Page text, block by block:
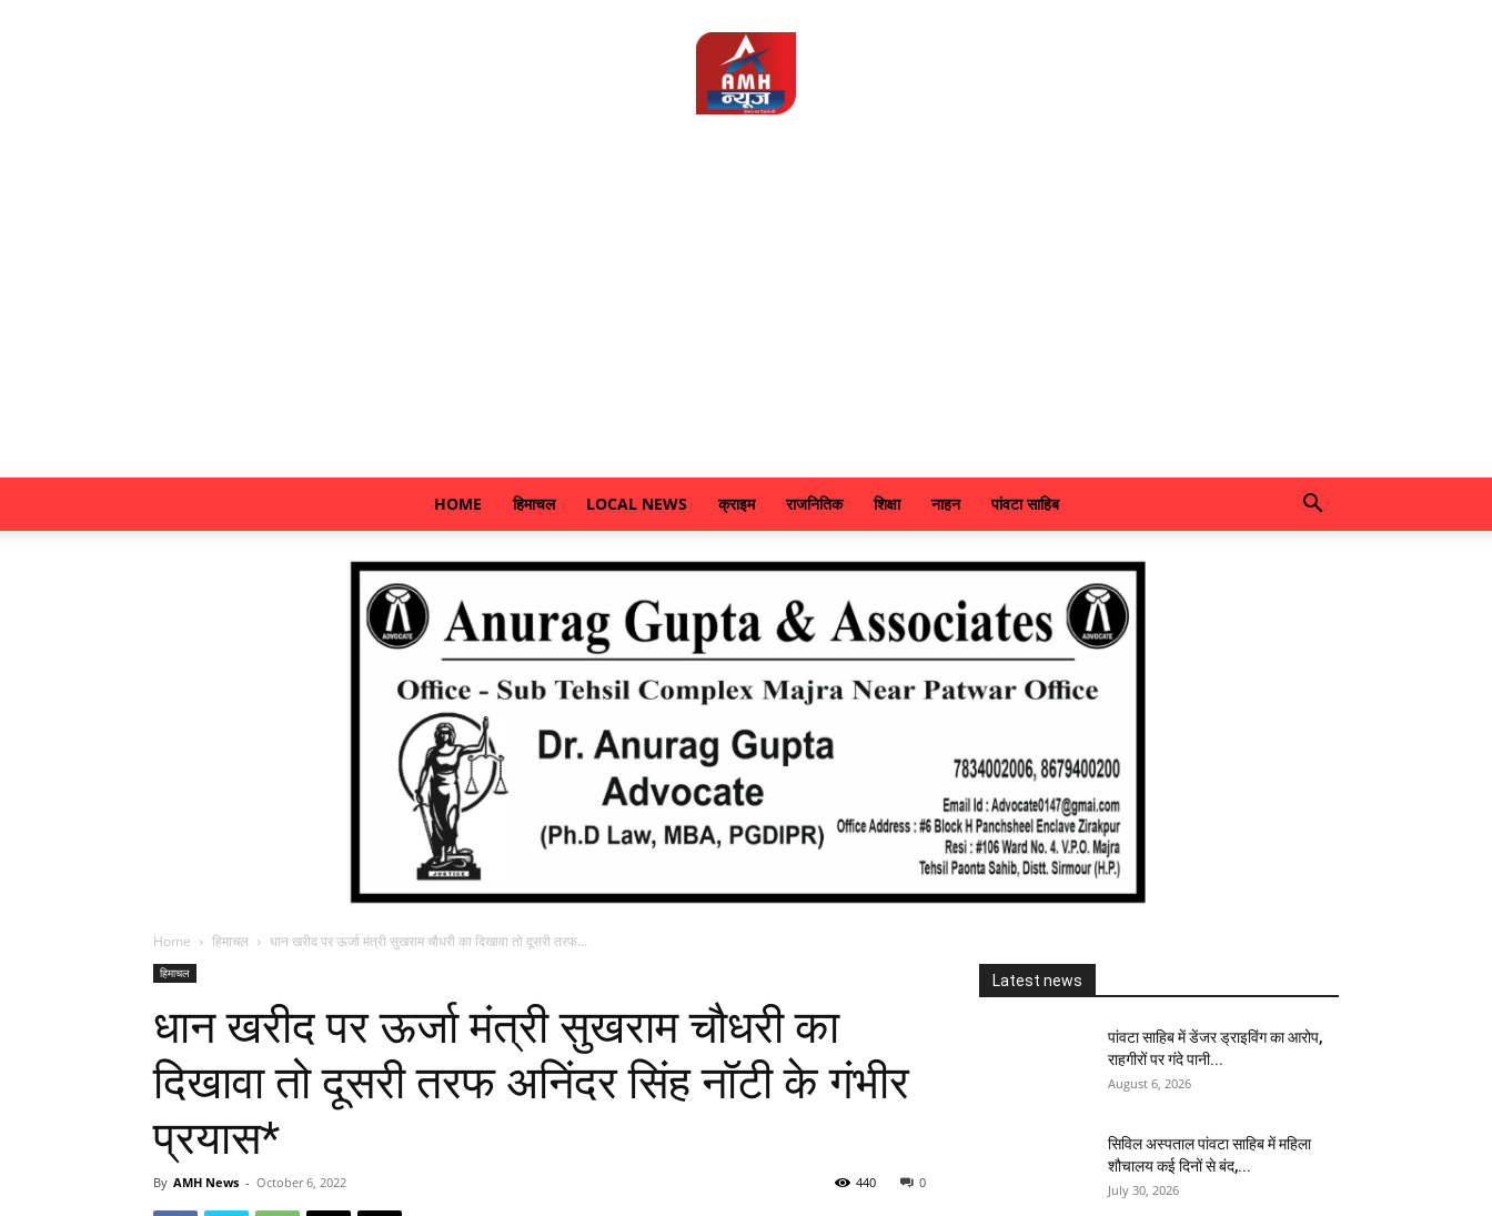
HOME हिमाचल LOCAL NEWS क्राइम राजनितिक शिक्षा नाहन पांवटा साहिब
Home हिमाचल धान खरीद पर ऊर्जा मंत्री सुखराम चौधरी का दिखावा तो दूसरी तरफ...
हिमाचल
धान खरीद पर ऊर्जा मंत्री सुखराम चौधरी का
दिखावा तो दूसरी तरफ अनिंदर सिंह नॉटी के गंभीर
प्रयास*
By AMH News - October 6, 2022 0
440
Latest news
पांवटा साहिब में डेंजर ड्राइविंग का आरोप,
राहगीरों पर गंदे पानी...
August 6, 2026
सिविल अस्पताल पांवटा साहिब में महिला
शौचालय कई दिनों से बंद,...
July 30, 2026